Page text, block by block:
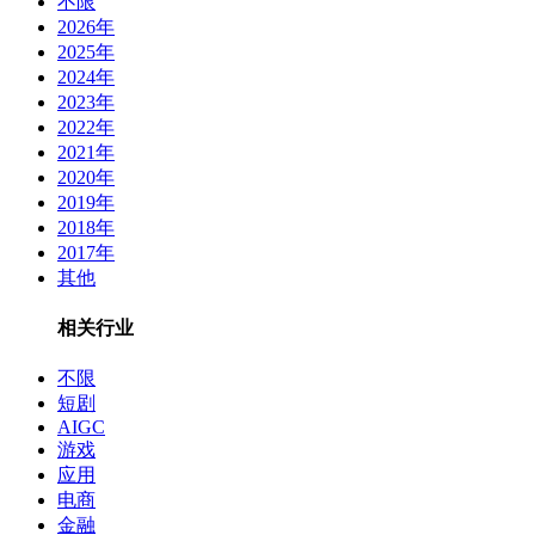
2026年
2025年
2024年
2023年
2022年
2021年
2020年
2019年
2018年
2017年
其他
相关行业
不限
短剧
AIGC
游戏
应用
电商
金融